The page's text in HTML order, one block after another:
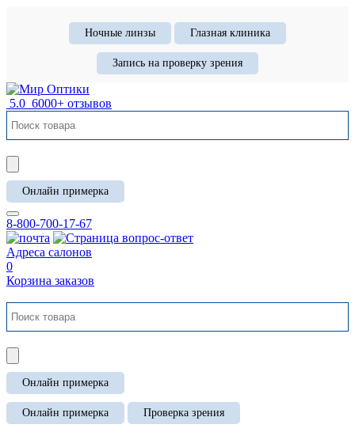
Ночные линзы Глазная клиника
Запись на проверку зрения
5.0 6000+ отзывов
Онлайн примерка
8-800-700-17-67
Адреса салонов
0
Корзина заказов
Онлайн примерка
Онлайн примерка Проверка зрения